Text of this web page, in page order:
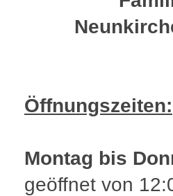
Öffnungszeiten:
Montag bis
geöffnet von